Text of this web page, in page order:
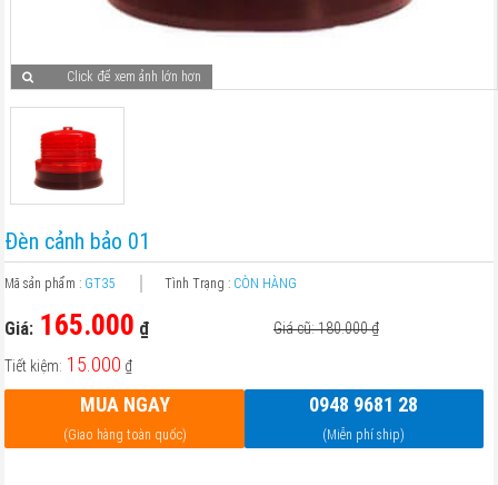
Click để xem ảnh lớn hơn
Đèn cảnh bảo 01
Mã sản phẩm : GT35 Tình Trạng : CÒN HÀNG
Giá: 165.000 ₫ Giá cũ: 180.000₫
Tiết kiệm: 15.000 ₫
MUA NGAY
(Giao hàng toàn quốc)
0948 9681 28
(Miễn phí ship)